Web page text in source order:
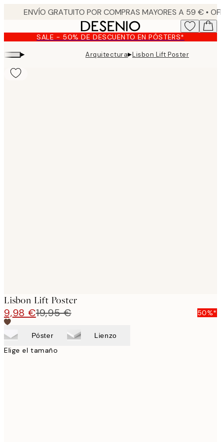
content.SALE - 50% DE DESCUENTO EN PÓSTERS*
▸ Arquitectura▸Lisbon Lift Poster
Lisbon Lift Poster
9,98 €19,95 € 50%*
Póster Lienzo
Elige el tamaño